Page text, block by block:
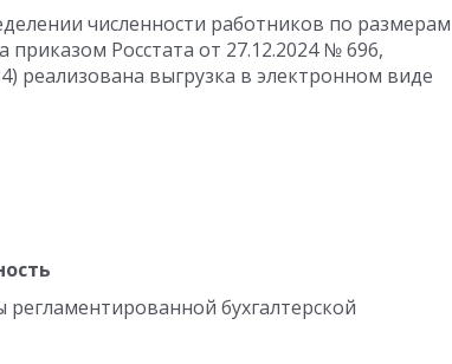
численности работников по размерам
приказом Росстата от 27.12.2024№ 696,
реализована выгрузка в электронном виде
бухгалтерской